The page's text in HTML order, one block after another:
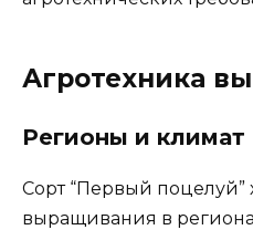
Агротехника
Регионы и климат
Сорт “Первый
выращивания в